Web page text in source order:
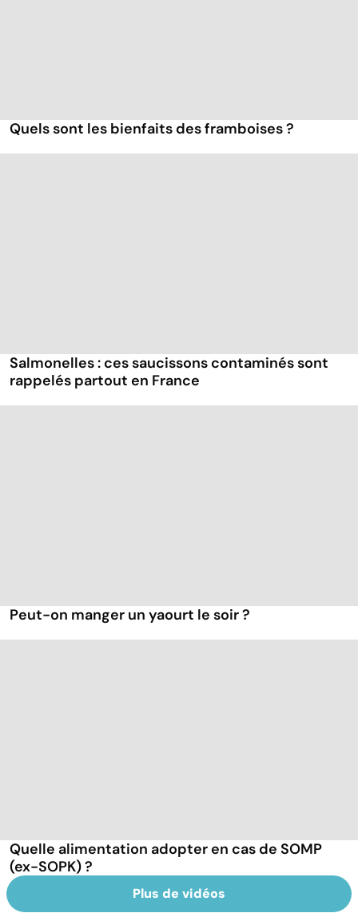
Quels sont les bienfaits des framboises ?
Salmonelles : ces saucissons contaminés sont
rappelés partout en France
Peut-on manger un yaourt le soir ?
Quelle alimentation adopter en cas de SOMP
(ex-SOPK) ?
Plus de vidéos